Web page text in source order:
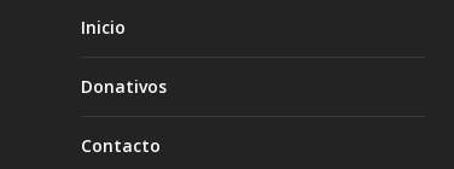
Inicio
Donativos
Contacto